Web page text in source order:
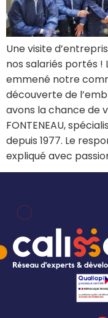
Une visite
nos salariés portés !
emmené notre
découverte de
avons la chance de
FONTENEAU,
depuis 1977. Le
expliqué avec